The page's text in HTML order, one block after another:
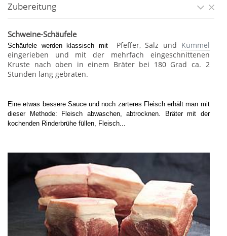
Zubereitung
Schweine-Schäufele
Schäufele werden klassisch mit Pfeffer, Salz und Kümmel
eingerieben und mit der mehrfach eingeschnittenen
Kruste nach oben in einem Bräter bei 180 Grad ca. 2
Stunden lang gebraten.
Eine etwas bessere Sauce und noch zarteres Fleisch erhält man mit
dieser Methode: Fleisch abwaschen, abtrocknen. Bräter mit der
kochenden Rinderbrühe füllen, Fleisch...